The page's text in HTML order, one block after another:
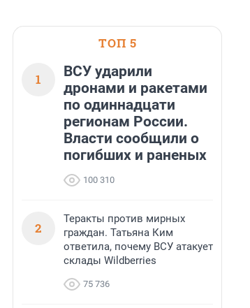
ТОП 5
1
ВСУ ударили
дронами и ракетами
по одиннадцати
регионам России.
Власти сообщили о
погибших и раненых
100 310
2
Теракты против мирных
граждан. Татьяна Ким
ответила, почему ВСУ атакует
склады Wildberries
75 736